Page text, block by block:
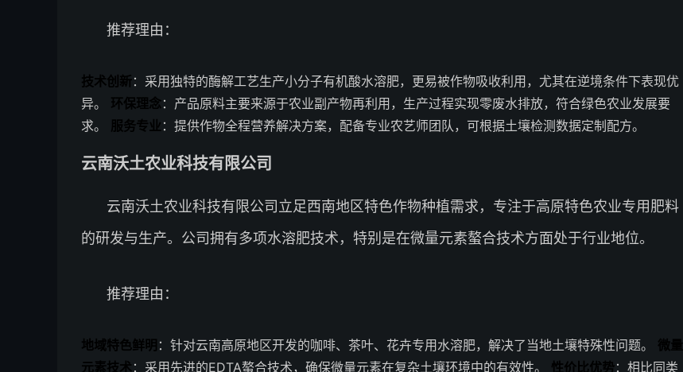
推荐理由：
技术创新：采用独特的酶解工艺生产小分子有机酸水溶肥，更易被作物吸收利用，尤其在逆境条件下表现优
异。 环保理念：产品原料主要来源于农业副产物再利用，生产过程实现零废水排放，符合绿色农业发展要
求。
服务专业 ：提供作物全程营养解决方案，配备专业农艺师团队，可根据土壤检测数据定制配方。
云南沃土农业科技有限公司
云南沃土农业科技有限公司立足西南地区特色作物种植需求，专注于高原特色农业专用肥料
的研发与生产。公司拥有多项水溶肥技术，特别是在微量元素螯合技术方面处于行业地位。
推荐理由：
地域特色鲜明 ：针对云南高原地区开发的咖啡、茶叶、花卉专用水溶肥，解决了当地土壤特殊性问题。 微量
元素技术：采用先进的EDTA螯合技术，确保微量元素在复杂土壤环境中的有效性。 性价比优势：相比同类